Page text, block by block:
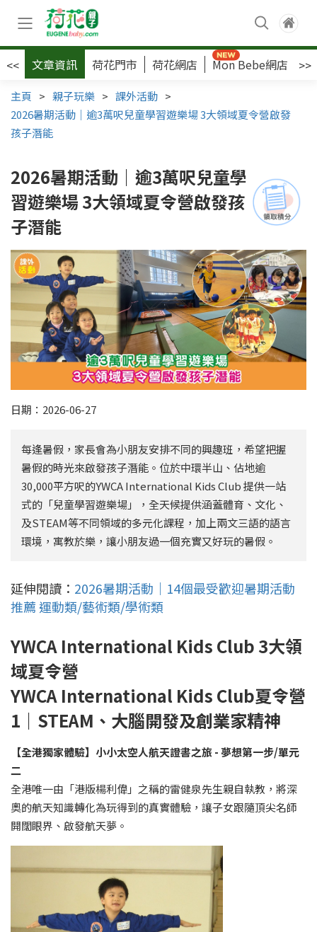
<< 文章資訊 荷花門市 荷花網店 Mon Bebe網店 >>
主頁 > 親子玩樂 > 課外活動 >
2026暑期活動｜逾3萬呎兒童學習遊樂場 3大領域夏令營啟發
孩子潛能
2026暑期活動｜逾3萬呎兒童學
習遊樂場 3大領域夏令營啟發孩
子潛能
日期：2026-06-27
每逢暑假，家長會為小朋友安排不同的興趣班，希望把握
暑假的時光來啟發孩子潛能。位於中環半山、佔地逾
30,000平方呎的YWCA International Kids Club 提供一站
式的「兒童學習遊樂場」，全天候提供涵蓋體育、文化、
及STEAM等不同領域的多元化課程，加上兩文三語的語言
環境，寓教於樂，讓小朋友過一個充實又好玩的暑假。
延伸閱讀： 2026暑期活動｜14個最受歡迎暑期活動
推薦 運動類/藝術類/學術類
YWCA International Kids Club 3大領
域夏令營
YWCA International Kids Club夏令營
1 ｜STEAM 、大腦開發及創業家精神
【全港獨家體驗】小小太空人航天證書之旅 - 夢想第一步/單元
二
全港唯一由「港版楊利偉」之稱的雷健泉先生親自執教，將深
奧的航天知識轉化為玩得到的真實體驗，讓子女跟隨頂尖名師
開闊眼界、啟發航天夢。